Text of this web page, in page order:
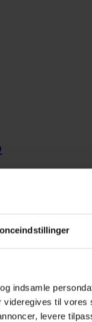
indsamle
til vores
levere